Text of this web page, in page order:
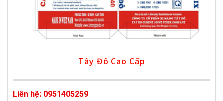
Tây Đô Cao Cấp
Liên hệ: 0951405259